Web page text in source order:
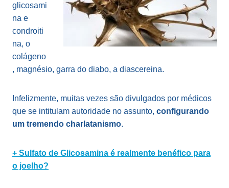
glicosami
na e
condroiti
na, o
colágeno
, magnésio, garra do diabo, a diascereina.
Infelizmente, muitas vezes são divulgados por médicos
que se intitulam autoridade no assunto, configurando
um tremendo charlatanismo.
+ Sulfato de Glicosamina é realmente benéfico para
o joelho?